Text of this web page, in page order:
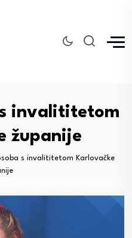
invalititetom
županije
s invalititetom Karlovačke